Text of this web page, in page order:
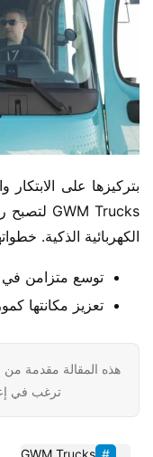
الكهربائية الذكية.
توسع متزامن في
تعزيز مكانتها
هذه المقالة مقدمة من
ترغب في
GWM Trucks